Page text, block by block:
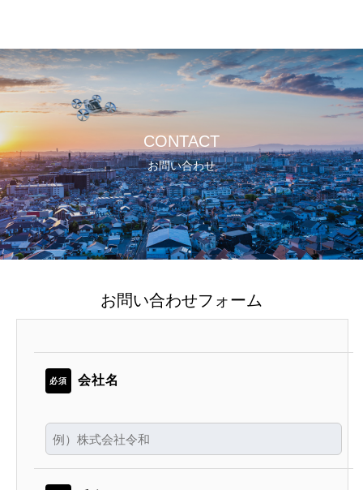
CONTACT
お問い合わせ
お問い合わせフォーム
必須 会社名